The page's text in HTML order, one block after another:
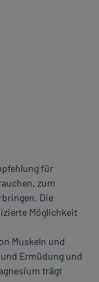
für
zum
Die
Möglichkeit
Muskeln und
Ermüdung und
trägt